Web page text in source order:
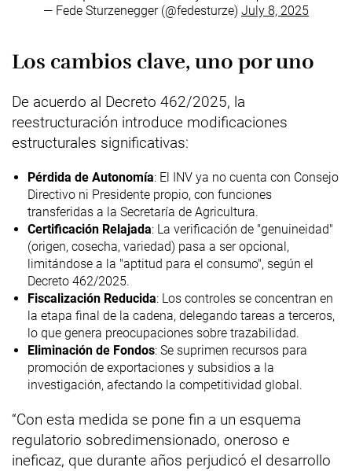
— Fede Sturzenegger (@fedesturze) July 8, 2025
Los cambios clave, uno por uno
De acuerdo al Decreto 462/2025, la
reestructuración introduce modificaciones
estructurales significativas:
Pérdida de Autonomía: El INV ya no cuenta con Consejo
Directivo ni Presidente propio, con funciones
transferidas a la Secretaría de Agricultura.
Certificación Relajada: La verificación de "genuineidad"
(origen, cosecha, variedad) pasa a ser opcional,
limitándose a la "aptitud para el consumo", según el
Decreto 462/2025.
Fiscalización Reducida: Los controles se concentran en
la etapa final de la cadena, delegando tareas a terceros,
lo que genera preocupaciones sobre trazabilidad.
Eliminación de Fondos: Se suprimen recursos para
promoción de exportaciones y subsidios a la
investigación, afectando la competitividad global.
“Con esta medida se pone fin a un esquema
regulatorio sobredimensionado, oneroso e
ineficaz, que durante años perjudicó el desarrollo